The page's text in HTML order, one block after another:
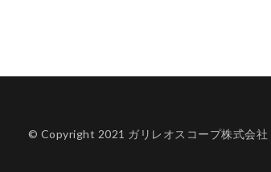
© Copyright 2021 ガリレオスコープ株式会社